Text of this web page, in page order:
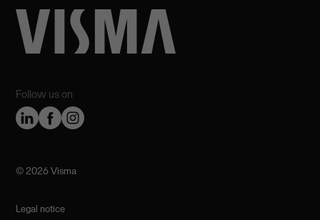
Follow us on
©️ 2026 Visma
Legal notice